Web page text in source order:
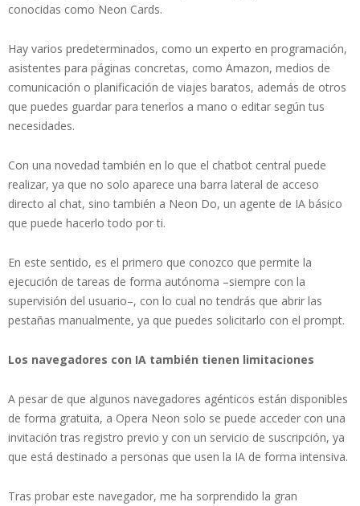
conocidas como Neon Cards.
Hay varios predeterminados, como un experto en programación,
asistentes para páginas concretas, como Amazon, medios de
comunicación o planificación de viajes baratos, además de otros
que puedes guardar para tenerlos a mano o editar según tus
necesidades.
Con una novedad también en lo que el chatbot central puede
realizar, ya que no solo aparece una barra lateral de acceso
directo al chat, sino también a Neon Do, un agente de IA básico
que puede hacerlo todo por ti.
En este sentido, es el primero que conozco que permite la
ejecución de tareas de forma autónoma –siempre con la
supervisión del usuario–, con lo cual no tendrás que abrir las
pestañas manualmente, ya que puedes solicitarlo con el prompt.
Los navegadores con IA también tienen limitaciones
A pesar de que algunos navegadores agénticos están disponibles
de forma gratuita, a Opera Neon solo se puede acceder con una
invitación tras registro previo y con un servicio de suscripción, ya
que está destinado a personas que usen la IA de forma intensiva.
Tras probar este navegador, me ha sorprendido la gran